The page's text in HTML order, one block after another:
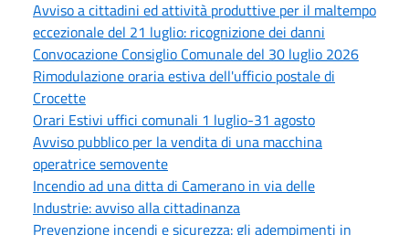
Avviso a cittadini ed attività produttive per il maltempo
eccezionale del 21 luglio: ricognizione dei danni
Convocazione Consiglio Comunale del 30 luglio 2026
Rimodulazione oraria estiva dell'ufficio postale di
Crocette
Orari Estivi uffici comunali 1 luglio-31 agosto
Avviso pubblico per la vendita di una macchina
operatrice semovente
Incendio ad una ditta di Camerano in via delle
Industrie: avviso alla cittadinanza
Prevenzione incendi e sicurezza: gli adempimenti in